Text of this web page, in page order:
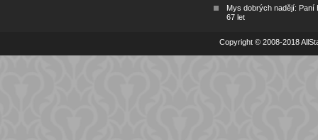
Mys dobrých nadějí: Paní
67 let
Copyright © 2008-2018